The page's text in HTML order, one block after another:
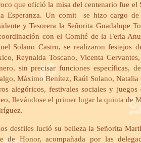
que ofició la misa del centenario fue el
Esperanza. Un comit se hizo cargo
y Tesorera la Señorita Guadalupe
con el Comité de la Feria
Solano Castro, se realizaron festejos
Reynalda Toscano, Vicenta
sin precisar funciones específicas,
Máximo Benítez, Raúl Solano,
alegóricos, festivales sociales y
llevándose el primer lugar la quinta de
desfiles lució su belleza la Señorita
de Honor, acompañada por las